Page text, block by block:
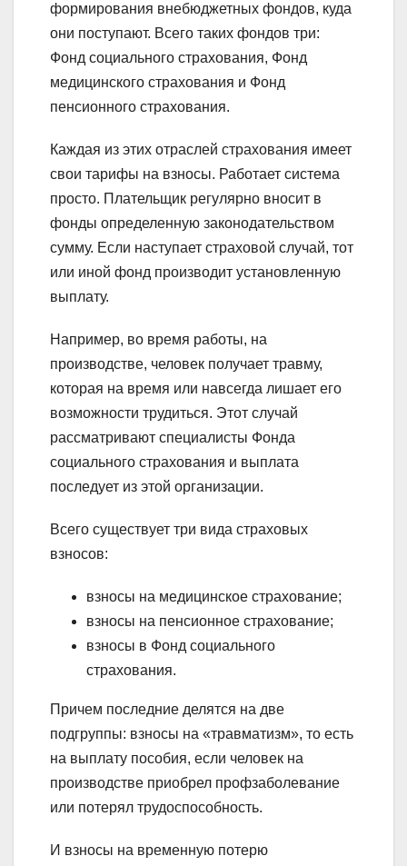
формирования внебюджетных фондов, куда
они поступают. Всего таких фондов три:
Фонд социального страхования, Фонд
медицинского страхования и Фонд
пенсионного страхования.
Каждая из этих отраслей страхования имеет
свои тарифы на взносы. Работает система
просто. Плательщик регулярно вносит в
фонды определенную законодательством
сумму. Если наступает страховой случай, тот
или иной фонд производит установленную
выплату.
Например, во время работы, на
производстве, человек получает травму,
которая на время или навсегда лишает его
возможности трудиться. Этот случай
рассматривают специалисты Фонда
социального страхования и выплата
последует из этой организации.
Всего существует три вида страховых
взносов:
взносы на медицинское страхование;
взносы на пенсионное страхование;
взносы в Фонд социального
страхования.
Причем последние делятся на две
подгруппы: взносы на «травматизм», то есть
на выплату пособия, если человек на
производстве приобрел профзаболевание
или потерял трудоспособность.
И взносы на временную потерю